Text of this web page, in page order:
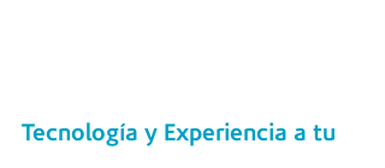
Tecnología y Experiencia a tu